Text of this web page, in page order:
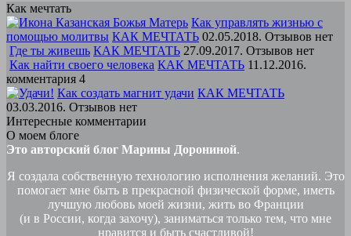
Как мечтать
Как управлять жизнью с
помощью молитвы КАК МЕЧТАТЬ 02.05.2018. Отзывов нет
Где ты живешь КАК МЕЧТАТЬ 27.09.2017. Отзывов нет
Как найти своего человека КАК МЕЧТАТЬ 11.12.2016.
комментария 4
Как создать магнит удачи КАК МЕЧТАТЬ
03.03.2016. Отзывов нет
Интересные комментарии
О моем блоге
Это авторский блог Марины Дорониной.
Я создала собственную технологию исполнения желаний. Это
помогает мне быть в прекрасной физической форме, иметь
лучшую любовь моей жизни, жить во Франции
(и в России, когда захочу), заниматься только тем, что мне
нравится и быть счастливой!